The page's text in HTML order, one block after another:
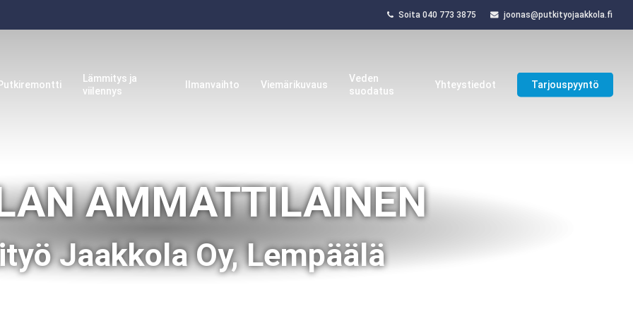
Soita 040 773 3875 joonas@putkityojaakkola.fi
Putkiremontti
Lämmitys ja
viilennys
Ilmanvaihto Viemärikuvaus
Veden
suodatus
Yhteystiedot Tarjouspyyntö
AMMATTILAINEN
Jaakkola Oy, Lempäälä